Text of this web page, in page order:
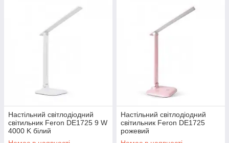
Настільний світлодіодний
світильник Feron DE1725 9 W
4000 K білий
Настільний світлодіодний
світильник Feron DE1725
рожевий